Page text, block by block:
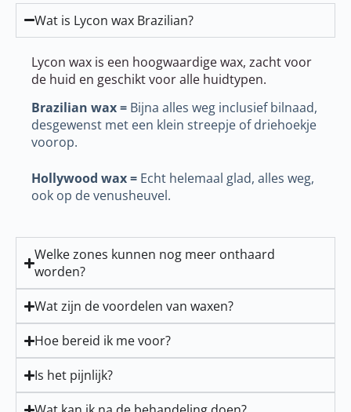
Wat is Lycon wax Brazilian?
Lycon wax is een hoogwaardige wax, zacht voor
de huid en geschikt voor alle huidtypen.
Brazilian wax = Bijna alles weg inclusief bilnaad,
desgewenst met een klein streepje of driehoekje
voorop.
Hollywood wax = Echt helemaal glad, alles weg,
ook op de venusheuvel.
Welke zones kunnen nog meer onthaard
worden?
Wat zijn de voordelen van waxen?
Hoe bereid ik me voor?
Is het pijnlijk?